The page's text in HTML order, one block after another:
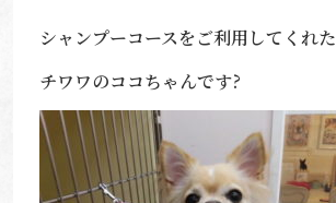
シャンプーコースをご利用してくれた
チワワのココちゃんです?